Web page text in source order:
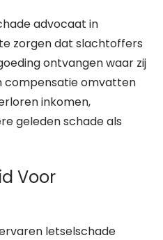
advocaat in
zorgen dat slachtoffers
ontvangen waar zij
compensatie omvatten
inkomen,
geleden schade als
Voor
letselschade